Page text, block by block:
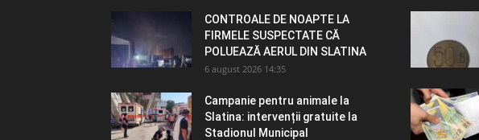
CONTROALE DE NOAPTE LA
FIRMELE SUSPECTATE CĂ
POLUEAZĂ AERUL DIN SLATINA
6 august 2026 14:35
Campanie pentru animale la
Slatina: intervenții gratuite la
Stadionul Municipal